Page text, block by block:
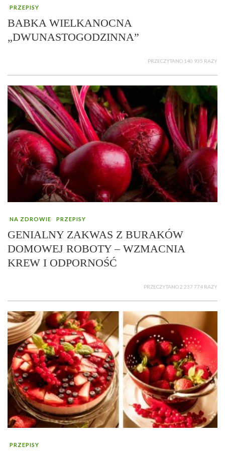
PRZEPISY
BABKA WIELKANOCNA
„DWUNASTOGODZINNA”
PRZECZYTANO 140 935 RAZY
NA ZDROWIE PRZEPISY
GENIALNY ZAKWAS Z BURAKÓW
DOMOWEJ ROBOTY – WZMACNIA
KREW I ODPORNOŚĆ
PRZECZYTANO 2 237 774 RAZY
PRZEPISY